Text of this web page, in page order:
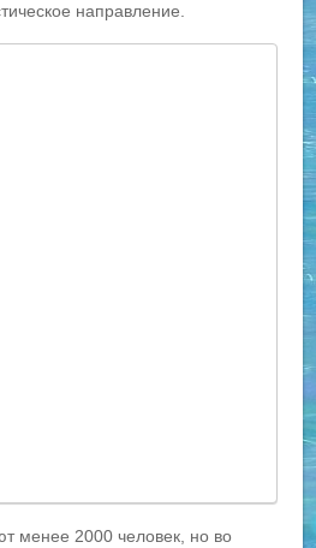
направление.
менее 2000 человек, но во